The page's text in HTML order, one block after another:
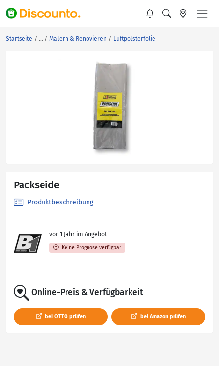
Startseite Malern & Renovieren Luftpolsterfolie
Packseide
Produktbeschreibung
vor 1 Jahr im Angebot
Keine Prognose verfügbar
Online-Preis & Verfügbarkeit
bei OTTO prüfen bei Amazon prüfen